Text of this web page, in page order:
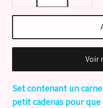
Voir
Set contenant un
petit cadenas pour